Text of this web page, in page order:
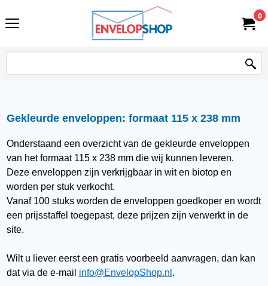
0
Gekleurde enveloppen: formaat 115 x 238 mm
Onderstaand een overzicht van de gekleurde enveloppen
van het formaat 115 x 238 mm die wij kunnen leveren.
Deze enveloppen zijn verkrijgbaar in wit en biotop en
worden per stuk verkocht.
Vanaf 100 stuks worden de enveloppen goedkoper en wordt
een prijsstaffel toegepast, deze prijzen zijn verwerkt in de
site.
Wilt u liever eerst een gratis voorbeeld aanvragen, dan kan
dat via de e-mail info@EnvelopShop.nl .